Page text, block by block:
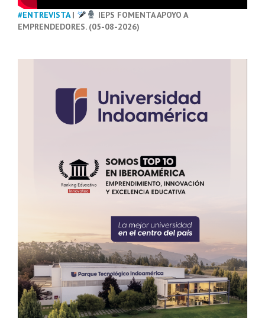
#ENTREVISTA|
IEPS FOMENTA APOYO A
EMPRENDEDORES. (05-08-2026)